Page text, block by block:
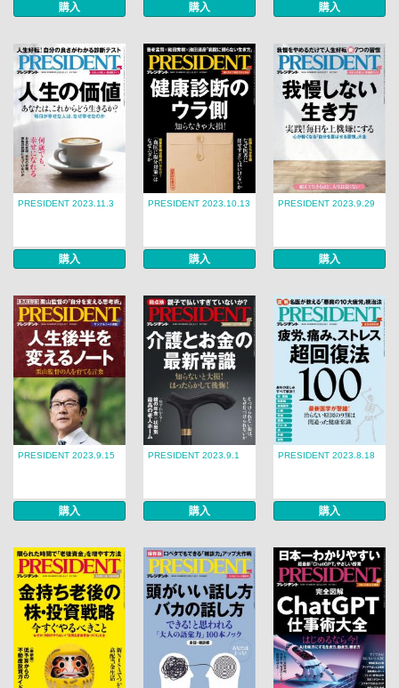
購入 購入 購入
PRESIDENT 2023.11.3
購入
PRESIDENT 2023.10.13
購入
PRESIDENT 2023.9.29
購入
PRESIDENT 2023.9.15
購入
PRESIDENT 2023.9.1
購入
PRESIDENT 2023.8.18
購入